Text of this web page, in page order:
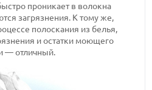
проникает в волокна
загрязнения. К тому же,
полоскания из белья,
и остатки моющего
— отличный.